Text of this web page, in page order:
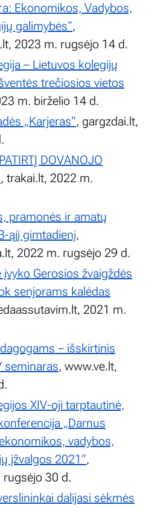
Ekonomikos, Vadybos,
galimybės“,
2023 m. rugsėjo 14 d.
– Lietuvos kolegijų
trečiosios vietos
m. birželio 14 d.
„Karjeras“, gargzdai.lt,
DOVANOJO
, trakai.lt, 2022 m.
pramonės ir amatų
ąjį gimtadienį,
2022 m. rugsėjo 29 d.
Gerosios žvaigždės
senjorams kalėdas
2021 m.
– išskirtinis
seminaras, www.ve.lt,
XIV-oji tarptautinė,
„Darnus
vadybos,
įžvalgos 2021“,
30 d.
dalijasi sėkmės